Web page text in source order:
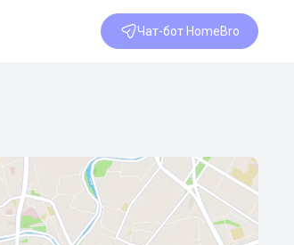
Чат-бот HomeBro